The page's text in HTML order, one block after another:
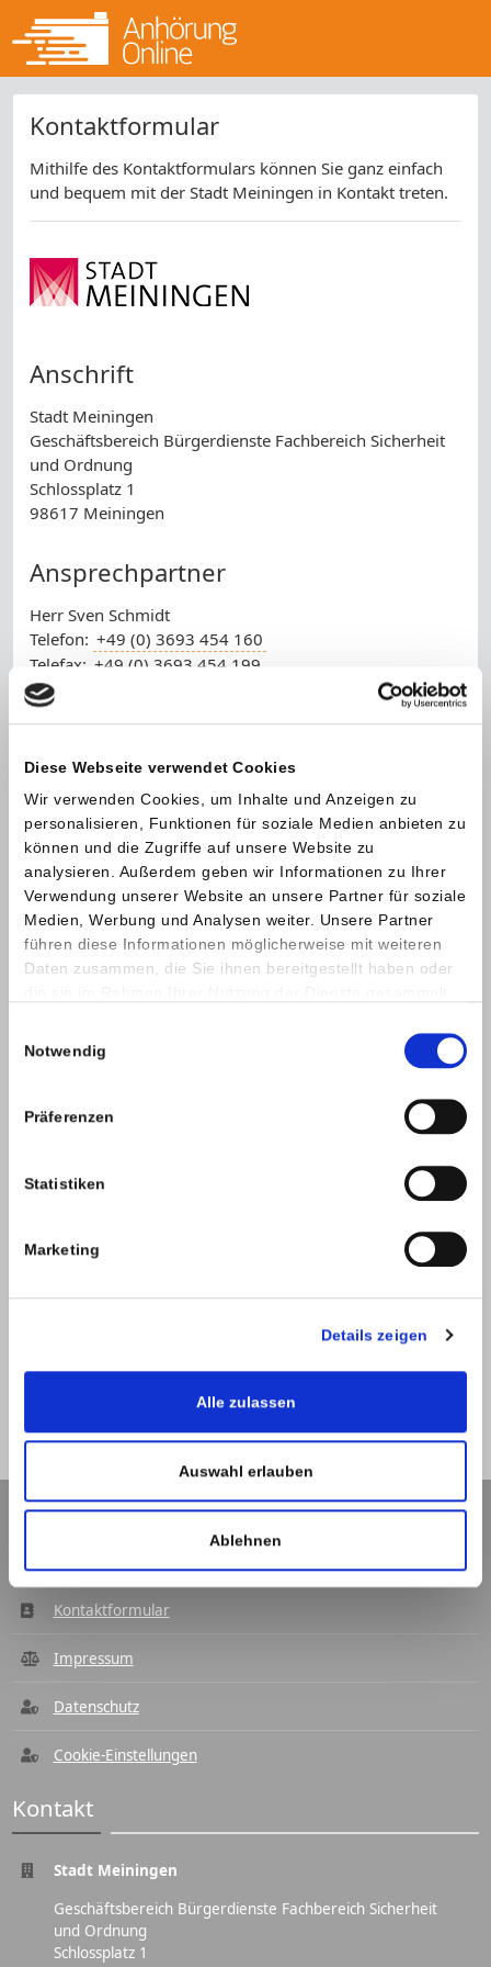
Diese Webseite verwendet Cookies
Wir verwenden Cookies, um Inhalte und Anzeigen zu
personalisieren, Funktionen für soziale Medien anbieten zu
können und die Zugriffe auf unsere Website zu
analysieren. Außerdem geben wir Informationen zu Ihrer
Verwendung unserer Website an unsere Partner für soziale
Medien, Werbung und Analysen weiter. Unsere Partner
führen diese Informationen möglicherweise mit weiteren
Daten zusammen, die Sie ihnen bereitgestellt haben oder
Notwendig
Präferenzen
Statistiken
Marketing
Details zeigen
Alle zulassen
Auswahl erlauben
Ablehnen
Kontaktformular
Mithilfe des Kontaktformulars können Sie ganz einfach
und bequem mit der Stadt Meiningen in Kontakt treten.
Anschrift
Stadt Meiningen
Geschäftsbereich Bürgerdienste Fachbereich Sicherheit
und Ordnung
Schlossplatz 1
98617 Meiningen
Ansprechpartner
Herr Sven Schmidt
Telefon: +49 (0) 3693 454 160
Telefax: +49 (0) 3693 454 199
E-Mail:
Name *
Telefonnummer
E-Mail *
Nachricht *
SPAM-Schutz *
Kontaktformular
Impressum
Datenschutz
Cookie-Einstellungen
Kontakt
Stadt Meiningen
Geschäftsbereich Bürgerdienste Fachbereich Sicherheit
und Ordnung
Schlossplatz 1